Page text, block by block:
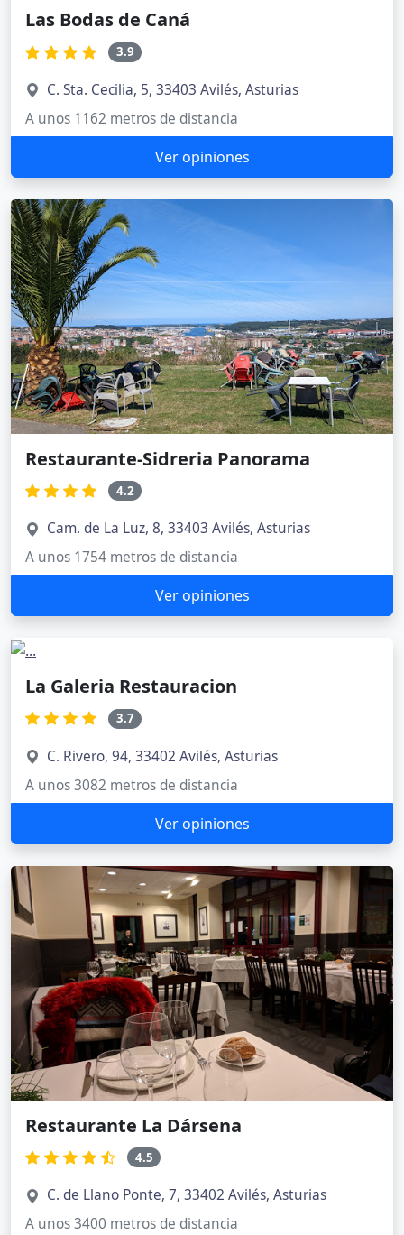
Las Bodas de Caná
3.9
C. Sta. Cecilia, 5, 33403 Avilés, Asturias
A unos 1162 metros de distancia
Ver opiniones
Restaurante-Sidreria Panorama
4.2
Cam. de La Luz, 8, 33403 Avilés, Asturias
A unos 1754 metros de distancia
Ver opiniones
La Galeria Restauracion
3.7
C. Rivero, 94, 33402 Avilés, Asturias
A unos 3082 metros de distancia
Ver opiniones
Restaurante La Dársena
4.5
C. de Llano Ponte, 7, 33402 Avilés, Asturias
A unos 3400 metros de distancia